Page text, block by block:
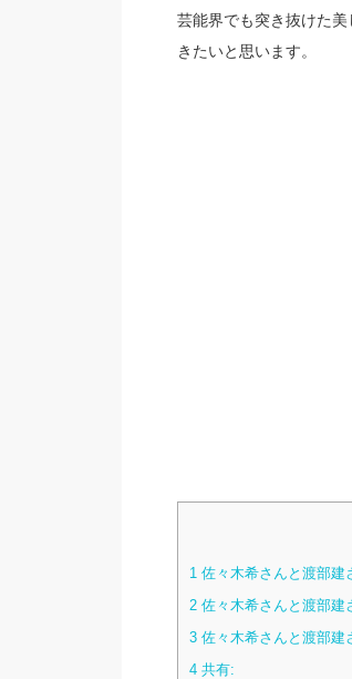
芸能界でも突き抜けた
きたいと思います。
1佐々木希さんと渡部建
2佐々木希さんと渡部建
3佐々木希さんと渡部建
4共有: